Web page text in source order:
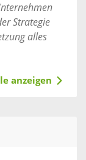
Strategie
alles
anzeigen